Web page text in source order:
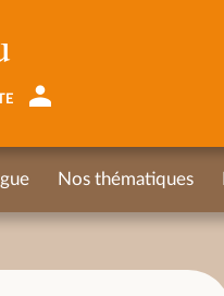
Nos thématiques